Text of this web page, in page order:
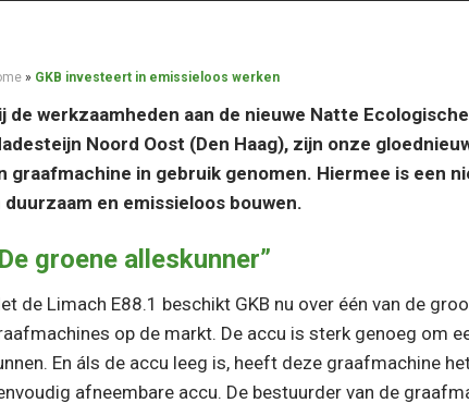
» GKB investeert in emissieloos werken
de werkzaamheden aan de nieuwe Natte
Noord Oost (Den Haag), zijn onze
graafmachine in gebruik genomen. Hiermee is een
duurzaam en emissieloos bouwen.
“De groene alleskunner”
de Limach E88.1 beschikt GKB nu over één van de
op de markt. De accu is sterk genoeg om
En áls de accu leeg is, heeft deze graafmachine
afneembare accu. De bestuurder van de